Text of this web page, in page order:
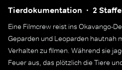
Tierdokumentation 2
Eine Filmcrew reist ins Okavango-
Geparden und Leoparden hautnah
Verhalten zu filmen. Während sie
Feuer aus, das plötzlich die Tiere